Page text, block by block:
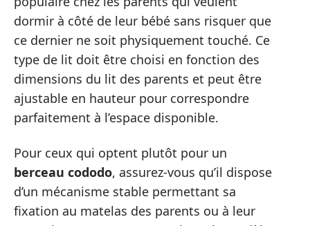
dormir à côté de leur bébé sans risquer que
ce dernier ne soit physiquement touché. Ce
type de lit doit être choisi en fonction des
dimensions du lit des parents et peut être
ajustable en hauteur pour correspondre
parfaitement à l’espace disponible.
Pour ceux qui optent plutôt pour un
berceau cododo, assurez-vous qu’il dispose
d’un mécanisme stable permettant sa
fixation au matelas des parents ou à leur